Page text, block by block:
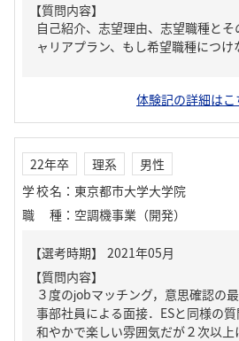
【質問内容】
自己紹介、志望理由、志望職種と
ャリアプラン、もし希望職種につ
体験記の詳細はこ
22年卒 理系
男性
学校名 ： 東京都市大学大学院
職種 ： 空調機事業（開発）
【質問内容】
３度のjobマッチング，意思確認の
事部社員による面接．ESと同様の質
和やかで楽しい雰囲気だが２次以